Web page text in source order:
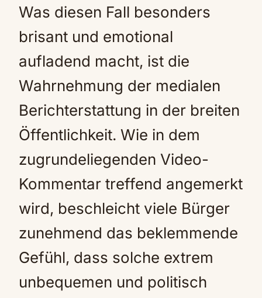
Was diesen Fall besonders
brisant und emotional
aufladend macht, ist die
Wahrnehmung der medialen
Berichterstattung in der breiten
Öffentlichkeit. Wie in dem
zugrundeliegenden Video-
Kommentar treffend angemerkt
wird, beschleicht viele Bürger
zunehmend das beklemmende
Gefühl, dass solche extrem
unbequemen und politisch